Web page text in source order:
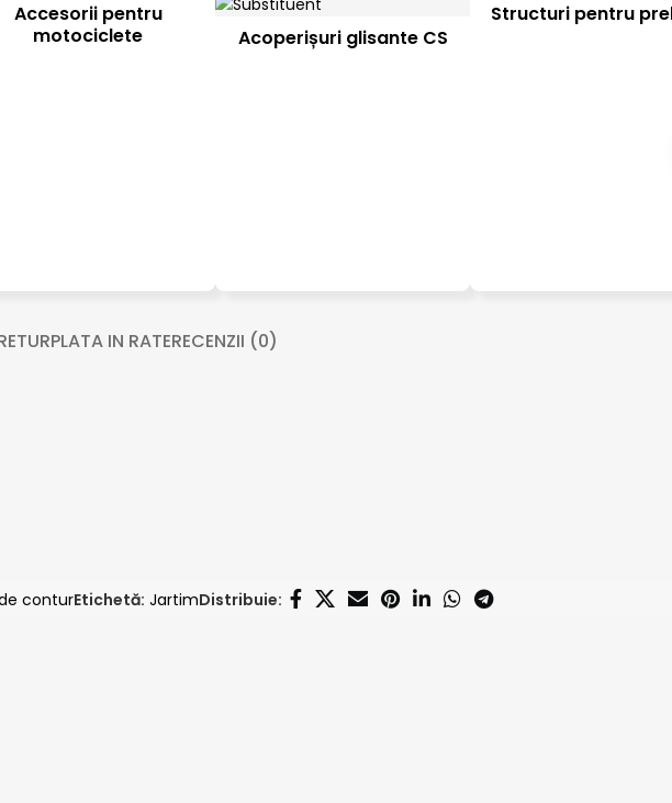
Accesorii pentru
motociclete
Acoperișuri glisante CS
Structuri pentru
PLATA IN RATERECENZII (0)
conturEtichetă: JartimDistribuie: